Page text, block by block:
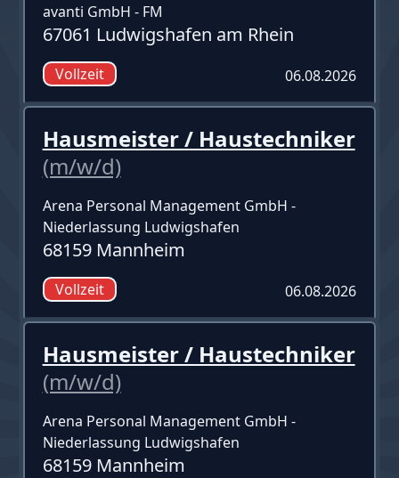
avanti GmbH - FM
67061 Ludwigshafen am Rhein
Vollzeit 06.08.2026
Hausmeister / Haustechniker
(m/w/d)
Arena Personal Management GmbH -
Niederlassung Ludwigshafen
68159 Mannheim
Vollzeit 06.08.2026
Hausmeister / Haustechniker
(m/w/d)
Arena Personal Management GmbH -
Niederlassung Ludwigshafen
68159 Mannheim